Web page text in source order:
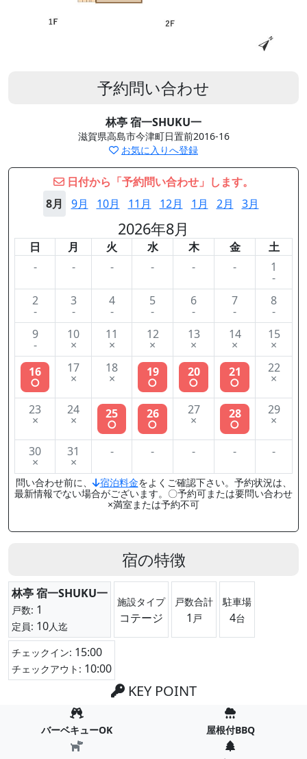
予約問い合わせ
林亭 宿一SHUKU一
滋賀県高島市今津町日置前2016-16
お気に入りへ登録
日付から「予約問い合わせ」します。
8月
9月 10月 11月 12月 1月 2月 3月
2026年8月
日 月 火 水 木 金
土
-
- - - - - 1
-
2
-
3
-
4
-
5
-
6
-
7
-
8
-
9
-
10
×
11
×
12
×
13
×
14
×
15
×
16
○
17
×
18
× 19
○
20
○
21
○
22
×
23
×
24
× 25
○
26
○
27
× 28
○
29
×
30
×
31
×
- - - - -
問い合わせ前に、 宿泊料金をよくご確認下さい。予約状況は、
最新情報でない場合がございます。〇予約可または要問い合わせ
×満室または予約不可
宿の特徴
林亭 宿一SHUKU一
戸数: 1
定員: 10人迄
施設タイプ
コテージ
戸数合計
1 戸
駐車場
4台
チェックイン: 15:00
チェックアウト: 10:00
KEY POINT
バーベキューOK 屋根付BBQ